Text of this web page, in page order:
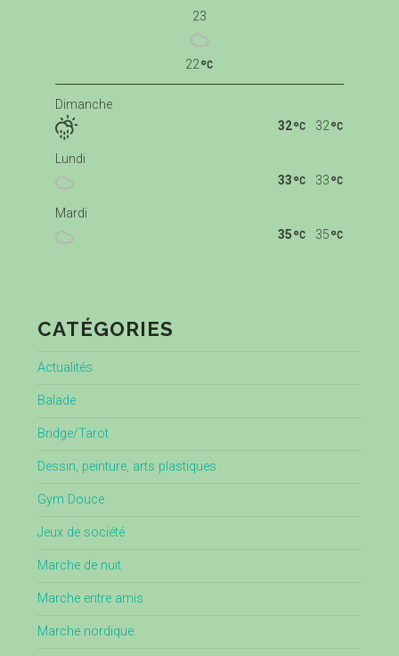
23
22
Dimanche
32
32
Lundi
33
33
Mardi
35
35
CATÉGORIES
Actualités
Balade
Bridge/Tarot
Dessin, peinture, arts plastiques
Gym Douce
Jeux de société
Marche de nuit
Marche entre amis
Marche nordique